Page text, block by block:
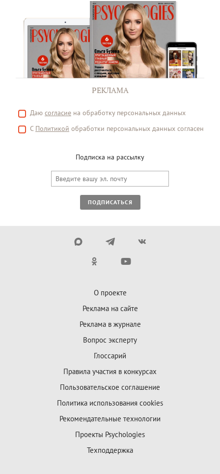
РЕКЛАМА
Даю согласие на обработку персональных данных
С Политикой обработки персональных данных согласен
Подписка на рассылку
ПОДПИСАТЬСЯ
О проекте
Реклама на сайте
Реклама в журнале
Вопрос эксперту
Глоссарий
Правила участия в конкурсах
Пользовательское соглашение
Политика использования cookies
Рекомендательные технологии
Проекты Psychologies
Техподдержка